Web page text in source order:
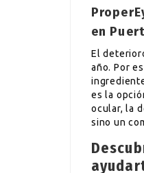
en
El
año. Por
es la
ocular, la
sino un